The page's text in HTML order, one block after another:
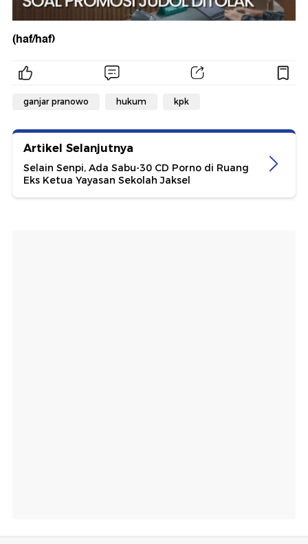
(haf/haf)
ganjar pranowo hukum kpk
Artikel Selanjutnya
Selain Senpi, Ada Sabu-30 CD Porno di Ruang
Eks Ketua Yayasan Sekolah Jaksel